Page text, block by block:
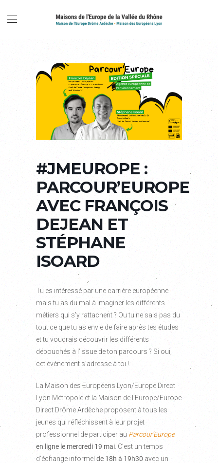
#JMEUROPE :
PARCOUR’EUROPE
AVEC FRANÇOIS
DEJEAN ET
STÉPHANE
ISOARD
Tu es intéressé par une carrière européenne
mais tu as du mal à imaginer les différents
métiers qui s’y rattachent ? Ou tu ne sais pas du
tout ce que tu as envie de faire après tes études
et tu voudrais découvrir les différents
débouchés à l’issue de ton parcours ? Si oui,
cet événement s’adresse à toi !
La Maison des Européens Lyon/Europe Direct
Lyon Métropole et la Maison de l’Europe/Europe
Direct Drôme Ardèche proposent à tous les
jeunes qui réfléchissent à leur projet
professionnel de participer au Parcour’Europe
en ligne le mercredi 19 mai . C’est un temps
d’échange informel de 18h à 19h30 avec un